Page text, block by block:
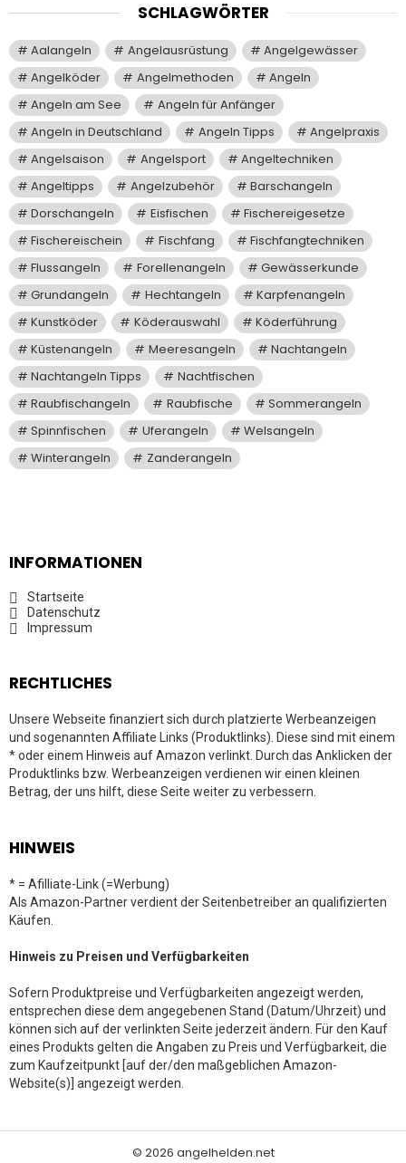
SCHLAGWÖRTER
Aalangeln Angelausrüstung
Angelgewässer
Angelköder
Angelmethoden
Angeln
Angeln am See
Angeln für Anfänger
Angeln in Deutschland
Angeln Tipps
Angelpraxis
Angelsaison
Angelsport
Angeltechniken
Angeltipps
Angelzubehör
Barschangeln
Dorschangeln
Eisfischen
Fischereigesetze
Fischereischein
Fischfang
Fischfangtechniken
Flussangeln
Forellenangeln
Gewässerkunde
Grundangeln
Hechtangeln
Karpfenangeln
Kunstköder
Köderauswahl
Köderführung
Küstenangeln
Meeresangeln
Nachtangeln
Nachtangeln Tipps
Nachtfischen
Raubfischangeln
Raubfische
Sommerangeln
Spinnfischen
Uferangeln
Welsangeln
Winterangeln
Zanderangeln
INFORMATIONEN
Startseite
Datenschutz
Impressum
RECHTLICHES
Unsere Webseite finanziert sich durch platzierte Werbeanzeigen
und sogenannten Affiliate Links (Produktlinks). Diese sind mit einem
* oder einem Hinweis auf Amazon verlinkt. Durch das Anklicken der
Produktlinks bzw. Werbeanzeigen verdienen wir einen kleinen
Betrag, der uns hilft, diese Seite weiter zu verbessern.
HINWEIS
* = Afilliate-Link (=Werbung)
Als Amazon-Partner verdient der Seitenbetreiber an qualifizierten
Käufen.
Hinweis zu Preisen und Verfügbarkeiten
Sofern Produktpreise und Verfügbarkeiten angezeigt werden,
entsprechen diese dem angegebenen Stand (Datum/Uhrzeit) und
können sich auf der verlinkten Seite jederzeit ändern. Für den Kauf
eines Produkts gelten die Angaben zu Preis und Verfügbarkeit, die
zum Kaufzeitpunkt [auf der/den maßgeblichen Amazon-
Website(s)] angezeigt werden.
© 2026 angelhelden.net